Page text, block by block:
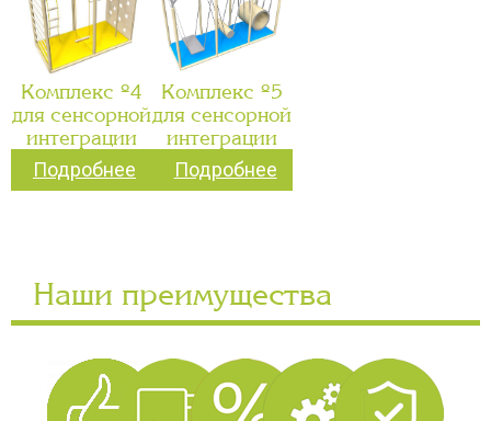
Комплекс №4
для сенсорной
интеграции
Подробнее
Комплекс №5
для сенсорной
интеграции
Подробнее
Наши преимущества